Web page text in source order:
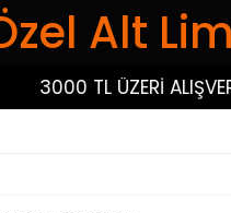
Alt
3000 TL ÜZERİ